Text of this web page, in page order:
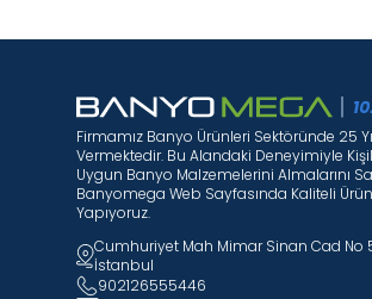
Firmamız Banyo Ürünleri Sektöründe 25
Vermektedir. Bu Alandaki Deneyimiyle
Uygun Banyo Malzemelerini Almalarını
Banyomega Web Sayfasında Kaliteli
Yapıyoruz.
Cumhuriyet Mah Mimar Sinan Cad No
İstanbul
902126555446